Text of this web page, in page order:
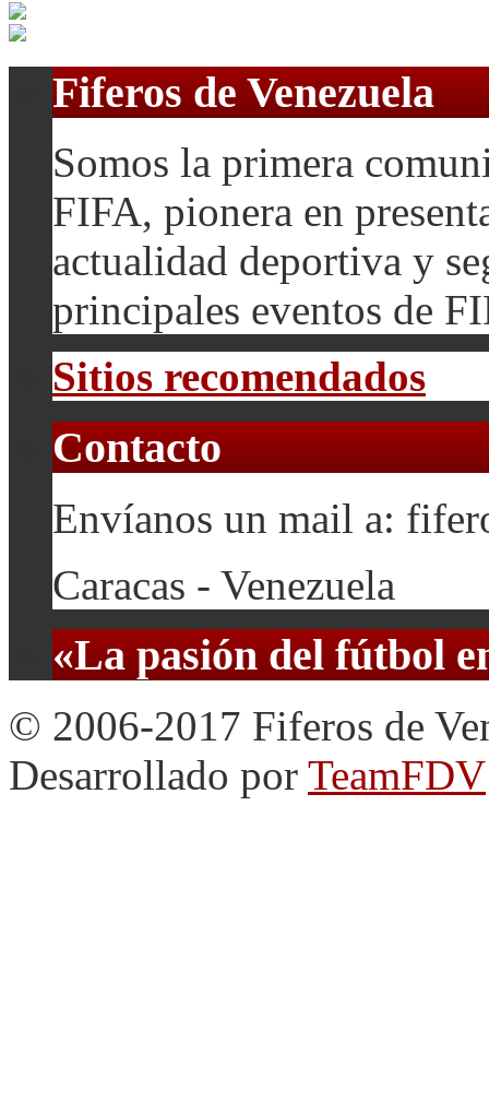
Fiferos de Venezuela
Somos la primera
FIFA, pionera en
actualidad deportiva y
principales eventos de
Sitios recomendados
Contacto
Envíanos un mail a:
Caracas - Venezuela
«La pasión del fútbol
© 2006-2017 Fiferos de
Desarrollado por TeamFDV